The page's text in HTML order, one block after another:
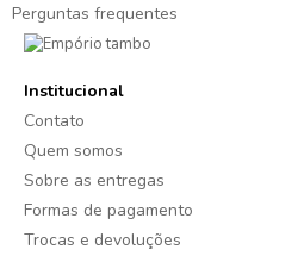
Perguntas frequentes
Institucional
Contato
Quem somos
Sobre as entregas
Formas de pagamento
Trocas e devoluções